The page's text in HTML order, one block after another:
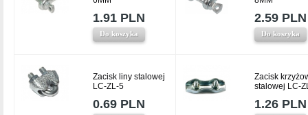
1.91 PLN
Do koszyka
2.59 PLN
Do koszyka
Zacisk liny stalowej
LC-ZL-5
0.69 PLN
Zacisk
stalowej LC-
1.26 PLN